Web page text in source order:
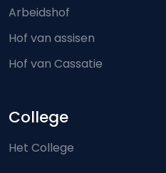
Arbeidshof
Hof van assisen
Hof van Cassatie
College
Het College